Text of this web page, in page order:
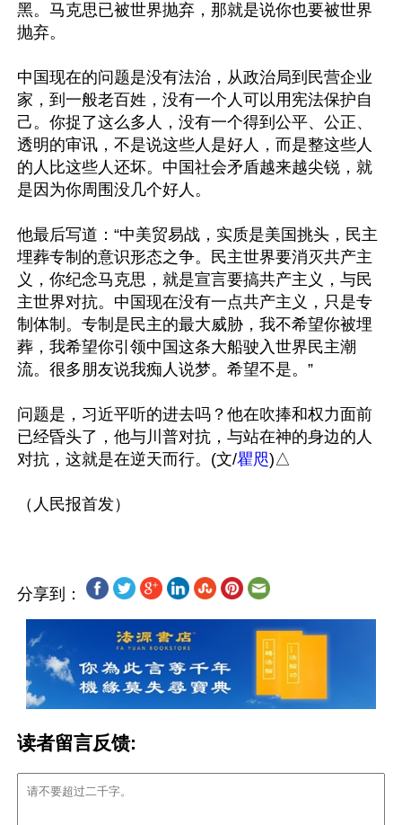
黑。马克思已被世界抛弃，那就是说你也要被世界
抛弃。
中国现在的问题是没有法治，从政治局到民营企业
家，到一般老百姓，没有一个人可以用宪法保护自
己。你捉了这么多人，没有一个得到公平、公正、
透明的审讯，不是说这些人是好人，而是整这些人
的人比这些人还坏。中国社会矛盾越来越尖锐，就
是因为你周围没几个好人。
他最后写道：“中美贸易战，实质是美国挑头，民主
埋葬专制的意识形态之争。民主世界要消灭共产主
义，你纪念马克思，就是宣言要搞共产主义，与民
主世界对抗。中国现在没有一点共产主义，只是专
制体制。专制是民主的最大威胁，我不希望你被埋
葬，我希望你引领中国这条大船驶入世界民主潮
流。很多朋友说我痴人说梦。希望不是。”
问题是，习近平听的进去吗？他在吹捧和权力面前
已经昏头了，他与川普对抗，与站在神的身边的人
对抗，这就是在逆天而行。(文/瞿咫)△
分享到：
读者留言反馈: